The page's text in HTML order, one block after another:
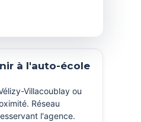
à l'auto-école
Villacoublay ou
Réseau
l'agence.